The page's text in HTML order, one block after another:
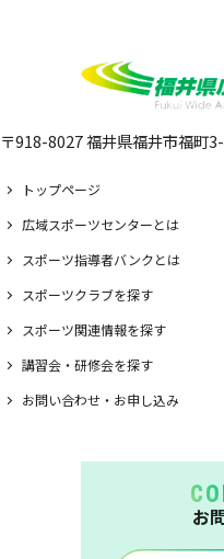
〒918-8027 福井県福井市福町
トップページ
広域スポーツセンターとは
スポーツ指導者バンクとは
スポーツクラブを探す
スポーツ関連情報を探す
講習会・研修会を探す
お問い合わせ・お申し込み
お